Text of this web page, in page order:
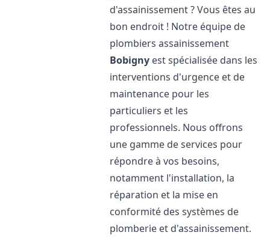
d'assainissement ? Vous êtes au
bon endroit ! Notre équipe de
plombiers assainissement
Bobigny est spécialisée dans les
interventions d'urgence et de
maintenance pour les
particuliers et les
professionnels. Nous offrons
une gamme de services pour
répondre à vos besoins,
notamment l'installation, la
réparation et la mise en
conformité des systèmes de
plomberie et d'assainissement.